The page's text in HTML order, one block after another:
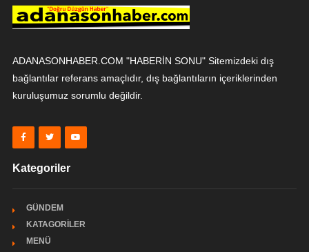
ADANASONHABER.COM "HABERİN SONU" Sitemizdeki dış
bağlantılar referans amaçlıdır, dış bağlantıların içeriklerinden
kuruluşumuz sorumlu değildir.
Kategoriler
GÜNDEM
KATAGORİLER
MENÜ